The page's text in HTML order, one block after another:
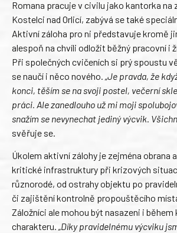
Romana pracuje v civilu jako kantorka na
Kostelci nad Orlicí, zabývá se také
Aktivní záloha pro ni představuje kromě
alespoň na chvíli odložit běžný pracovní i
Při společných cvičeních si prý spoustu
se naučí i něco nového. „Je pravda, že
konci, těším se na svoji postel, večerní
práci. Ale zanedlouho už mi moji
snažím se nevynechat jediný výcvik.
svěřuje se.
Úkolem aktivní zálohy je zejména obrana
kritické infrastruktury při krizových
různorodé, od ostrahy objektu po
či zajištění kontrolně propouštěcího
Záložníci ale mohou být nasazeni i
charakteru. „Díky pravidelnému výcviku